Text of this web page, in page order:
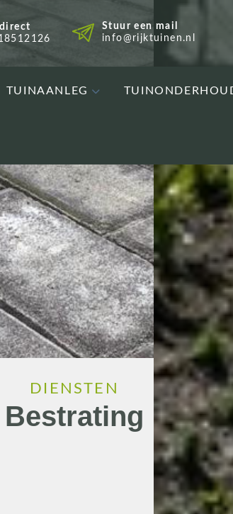
Stuur een mail
info@rijktuinen.nl
TUINAANLEG
DIENSTEN
Bestrating